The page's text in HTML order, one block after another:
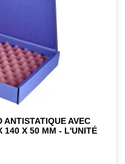
ANTISTATIQUE AVEC
140 X 50 MM - L'UNITÉ